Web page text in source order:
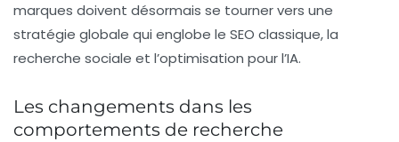
marques doivent désormais se tourner vers une
stratégie globale qui englobe le SEO classique, la
recherche sociale et l’optimisation pour l’IA.
Les changements dans les
comportements de recherche